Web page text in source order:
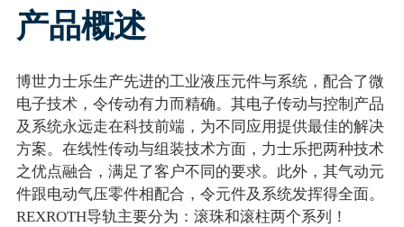
产品概述
博世力士乐生产先进的工业液压元件与系统，配合了微
电子技术，令传动有力而精确。其电子传动与控制产品
及系统永远走在科技前端，为不同应用提供最佳的解决
方案。在线性传动与组装技术方面，力士乐把两种技术
之优点融合，满足了客户不同的要求。此外，其气动元
件跟电动气压零件相配合，令元件及系统发挥得全面。
REXROTH导轨主要分为：滚珠和滚柱两个系列！